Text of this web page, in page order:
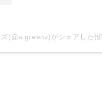
ズ(@a.greenz)がシェアした